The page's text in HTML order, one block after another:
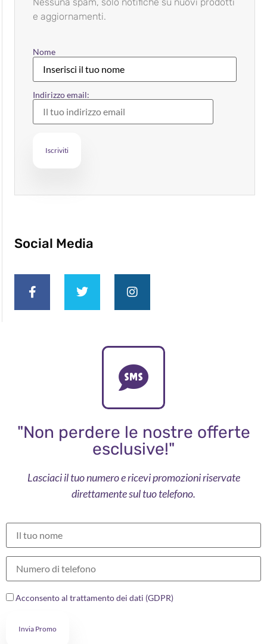
e aggiornamenti.
Nome
Indirizzo email:
Social Media
"Non perdere le nostre offerte
esclusive!"
Lasciaci il tuo numero e ricevi promozioni riservate
direttamente sul tuo telefono.
Acconsento al trattamento dei dati (GDPR)
Invia Promo